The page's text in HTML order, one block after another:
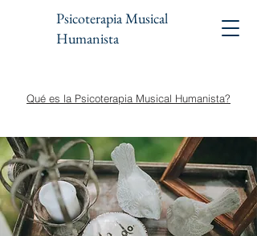
Psicoterapia Musical
Humanista
Qué es la Psicoterapia Musical Humanista?